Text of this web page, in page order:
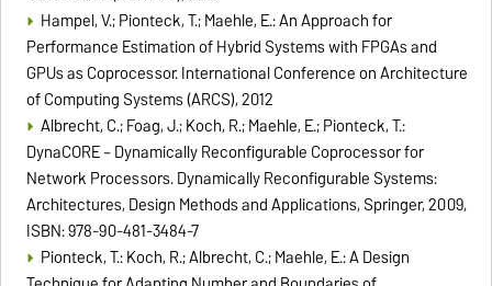
Hampel, V.; Pionteck, T.; Maehle, E.: An Approach for
Performance Estimation of Hybrid Systems with FPGAs and
GPUs as Coprocessor. International Conference on Architecture
of Computing Systems (ARCS), 2012
Albrecht, C.; Foag, J.; Koch, R.; Maehle, E.; Pionteck, T.:
DynaCORE – Dynamically Reconfigurable Coprocessor for
Network Processors. Dynamically Reconfigurable Systems:
Architectures, Design Methods and Applications, Springer, 2009,
ISBN: 978-90-481-3484-7
Pionteck, T.: Koch, R.; Albrecht, C.; Maehle, E.: A Design